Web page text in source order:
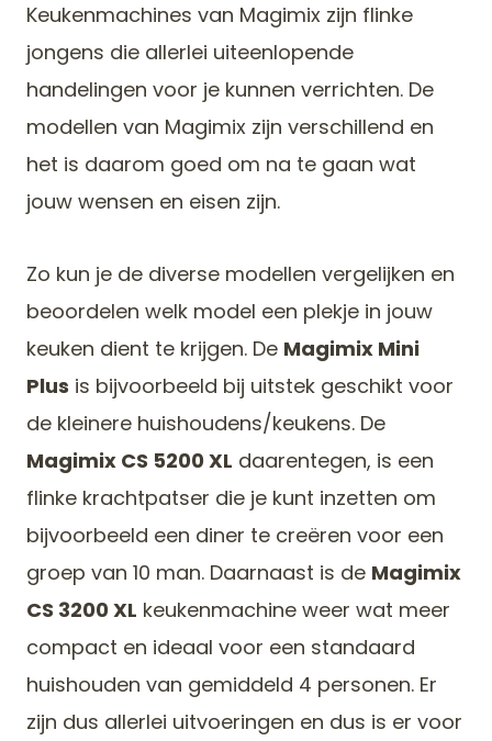
Keukenmachines van Magimix zijn flinke
jongens die allerlei uiteenlopende
handelingen voor je kunnen verrichten. De
modellen van Magimix zijn verschillend en
het is daarom goed om na te gaan wat
jouw wensen en eisen zijn.
Zo kun je de diverse modellen vergelijken en
beoordelen welk model een plekje in jouw
keuken dient te krijgen. De Magimix Mini
Plus is bijvoorbeeld bij uitstek geschikt voor
de kleinere huishoudens/keukens. De
Magimix CS 5200 XL daarentegen, is een
flinke krachtpatser die je kunt inzetten om
bijvoorbeeld een diner te creëren voor een
groep van 10 man. Daarnaast is de Magimix
CS 3200 XL keukenmachine weer wat meer
compact en ideaal voor een standaard
huishouden van gemiddeld 4 personen. Er
zijn dus allerlei uitvoeringen en dus is er voor